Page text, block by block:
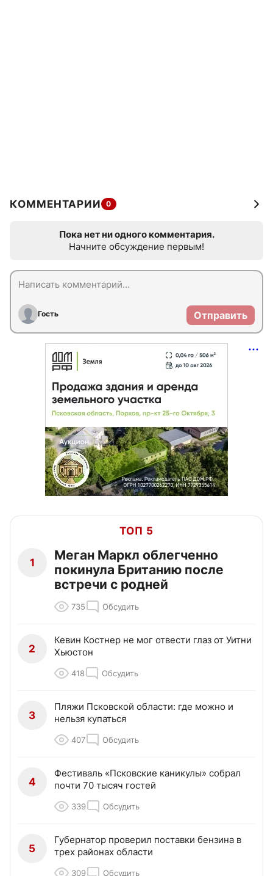
КОММЕНТАРИИ 0
Пока нет ни одного комментария.
Начните обсуждение первым!
Гость Отправить
ТОП 5
1
Меган Маркл облегченно
покинула Британию после
встречи с родней
735 Обсудить
2
Кевин Костнер не мог отвести глаз от Уитни
Хьюстон
418 Обсудить
3
Пляжи Псковской области: где можно и
нельзя купаться
407 Обсудить
4
Фестиваль «Псковские каникулы» собрал
почти 70 тысяч гостей
339 Обсудить
5
Губернатор проверил поставки бензина в
трех районах области
309 Обсудить